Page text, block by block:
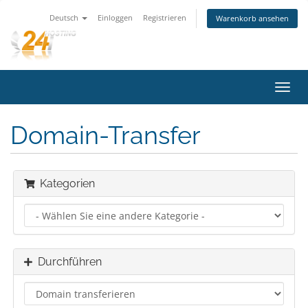
Deutsch Einloggen Registrieren Warenkorb ansehen
ein-/
Domain-Transfer
Kategorien
Durchführen